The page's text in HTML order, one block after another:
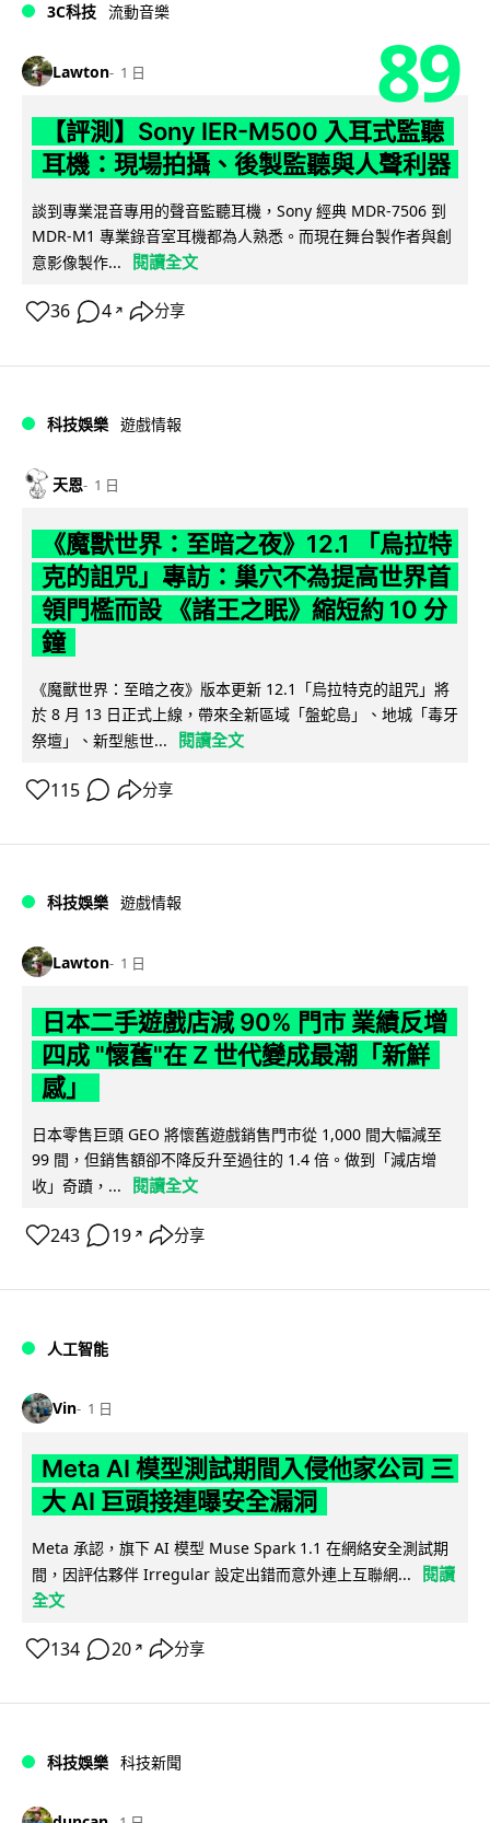
3C科技 流動音樂
Lawton 1 日 89
【評測】Sony IER-M500 入耳式監聽
耳機：現場拍攝、後製監聽與人聲利器
談到專業混音專用的聲音監聽耳機，Sony 經典 MDR-7506 到
MDR-M1 專業錄音室耳機都為人熟悉。而現在舞台製作者與創
意影像製作...
閱讀全文
36 4 ↗ 分享
科技娛樂 遊戲情報
天恩 1 日
《魔獸世界：至暗之夜》12.1 「烏拉特
克的詛咒」專訪：巢穴不為提高世界首
領門檻而設 《諸王之眠》縮短約 10 分
鐘
《魔獸世界：至暗之夜》版本更新 12.1「烏拉特克的詛咒」將
於 8 月 13 日正式上線，帶來全新區域「盤蛇島」、地城「毒牙
祭壇」、新型態世...
閱讀全文
115 分享
科技娛樂 遊戲情報
Lawton 1 日
日本二手遊戲店減 90% 門市 業績反增
四成 "懷舊"在 Z 世代變成最潮「新鮮
感」
日本零售巨頭 GEO 將懷舊遊戲銷售門市從 1,000 間大幅減至
99 間，但銷售額卻不降反升至過往的 1.4 倍。做到「減店增
收」奇蹟，...
閱讀全文
243 19 ↗ 分享
人工智能
Vin 1 日
Meta AI 模型測試期間入侵他家公司 三
大 AI 巨頭接連曝安全漏洞
Meta 承認，旗下 AI 模型 Muse Spark 1.1 在網絡安全測試期
間，因評估夥伴 Irregular 設定出錯而意外連上互聯網...
閱讀
全文
134 20 ↗ 分享
科技娛樂 科技新聞